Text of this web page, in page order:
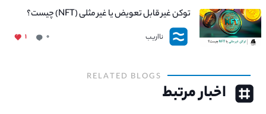
توکن غیر قابل تعویض یا غیر مثلی (NFT) چیست؟
نااریب ۰ ۱
RELATED BLOGS
اخبار مرتبط